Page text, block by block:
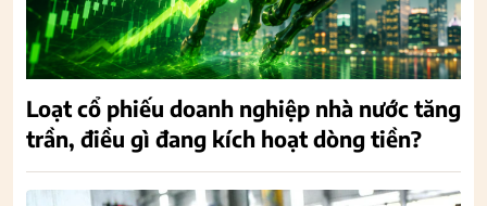
Loạt cổ phiếu doanh nghiệp nhà nước tăng
trần, điều gì đang kích hoạt dòng tiền?